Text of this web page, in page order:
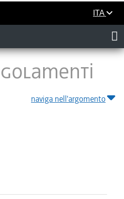
ITA
naviga nell'argomento